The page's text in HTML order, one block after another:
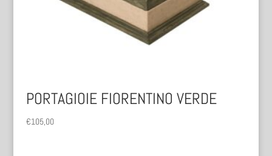
PORTAGIOIE FIORENTINO VERDE
€105,00